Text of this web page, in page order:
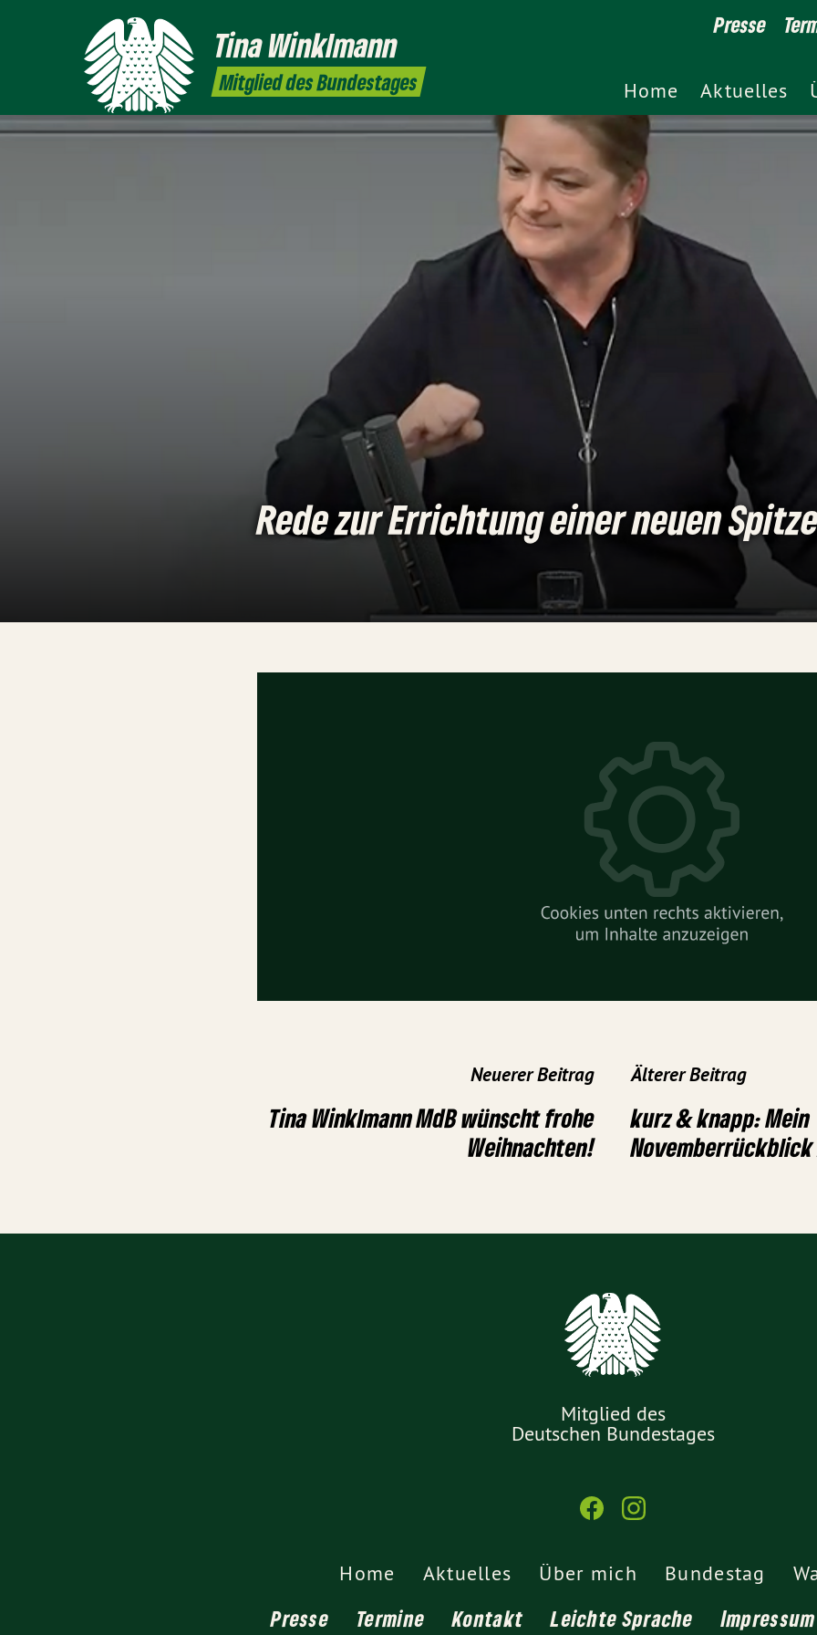
TinaWinklmann
Mitglied des Bundestages
Presse
Home Aktuelles
Rede zur Errichtung einer neuen
Neuerer Beitrag
Tina Winklmann MdB wünscht frohe
Weihnachten!
Älterer Beitrag
kurz & knapp: Mein
Mitglied des
Deutschen Bundestages
Home Aktuelles Über mich Bundestag
Presse Termine Kontakt Leichte Sprache Impressum